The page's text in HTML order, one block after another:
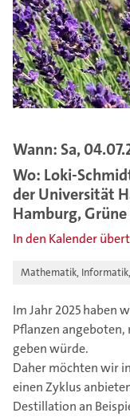
Wann: Sa,
Wo: Loki-
der Universität
Hamburg, Grüne
In den Kalender
Mathematik,
Im Jahr 2025 haben
Pflanzen angeboten,
geben würde.
Daher möchten wir
einen Zyklus
Destillation an